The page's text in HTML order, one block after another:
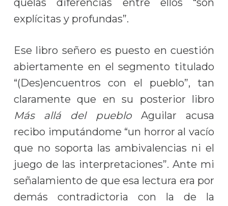
quelas diferencias entre ellos “son
explícitas y profundas”.
Ese libro señero es puesto en cuestión
abiertamente en el segmento titulado
“(Des)encuentros con el pueblo”, tan
claramente que en su posterior libro
Más allá del puebloAguilar acusa
recibo imputándome “un horror al vacío
que no soporta las ambivalencias ni el
juego de las interpretaciones”. Ante mi
señalamiento de que esa lectura era por
demás contradictoria con la de la